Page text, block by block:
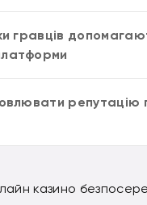
гравців
репутацію
казино